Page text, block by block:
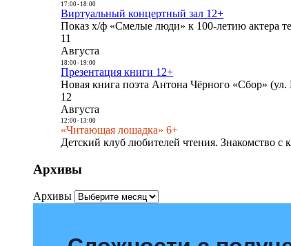
17:00- 18:00
Виртуальный концертный зал 12+
Показ х/ф «Смелые люди» к 100-летию актера
11
Августа
18:00- 19:00
Презентация книги 12+
Новая книга поэта Антона Чёрного «Сбор»
12
Августа
12:00- 13:00
«Читающая лошадка» 6+
Детский клуб любителей чтения. Знакомство
Архивы
Архивы